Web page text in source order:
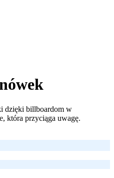
dzięki billboardom w
która przyciąga uwagę.